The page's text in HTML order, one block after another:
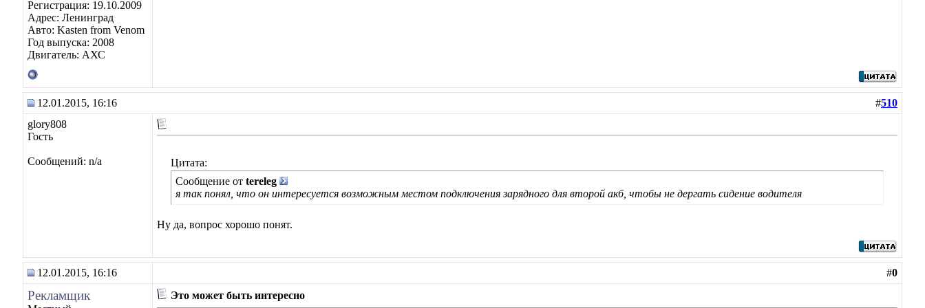
Регистрация: 19.10.2009
Адрес: Ленинград
Авто: Kasten from Venom
Год выпуска: 2008
Двигатель: АХС
12.01.2015, 16:16 #510
glory808
Гость
Сообщений: n/a
Цитата:
Сообщение от tereleg
я так понял, что он интересуется возможным местом подключения зарядного для второй акб, чтобы не дергать сидение водителя
Ну да, вопрос хорошо понят.
12.01.2015, 16:16 #0
Рекламщик Это может быть интересно